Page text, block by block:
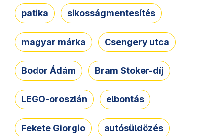
patika síkosságmentesítés
magyar márka Csengery utca
Bodor Ádám Bram Stoker-díj
LEGO-oroszlán elbontás
Fekete Giorgio autósüldözés